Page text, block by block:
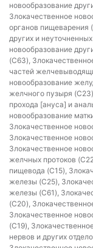
новообразование
Злокачественное
органов пищеварения
других и
новообразование
(C63),
частей
новообразование
желчного пузыря
прохода [ануса] и
новообразование
Злокачественное
Злокачественное
Злокачественное
желчных протоков
пищевода (C15),
железы (C25),
железы (C61),
(C20),
Злокачественное
(C19),
нервов и других